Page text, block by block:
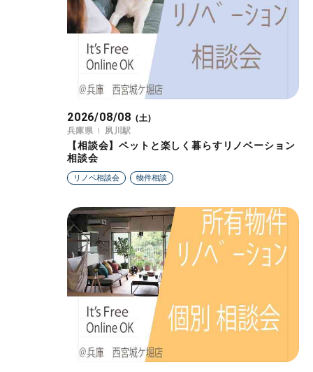
2026/08/08 (土)
兵庫県
夙川駅
【相談会】ペットと楽しく暮らすリノベーション
相談会
リノベ相談会 物件相談